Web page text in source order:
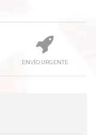
ENVÍO URGENTE